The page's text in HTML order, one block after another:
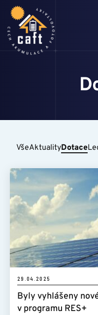
CAFT
HLEDÁM PROFÍKA
ŠKOLENÍ
POMOCNÁ RUKA
KONTAKT
3D MONTÁŽNÍ
VšeAktualityDotace
29.04.2025
Byly vyhlášeny
v programu RES+